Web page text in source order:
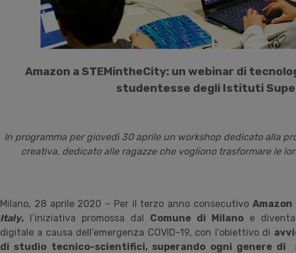
Amazon a STEMintheCity: un webinar di
studentesse degli Istituti
In programma per giovedì 30 aprile un workshop dedicato alla
creativa, dedicato alle ragazze che vogliono trasformare le
Milano, 28 aprile 2020 – Per il terzo anno consecutivo Amazon
Italy, l’iniziativa promossa dal Comune di Milanoe
digitale a causa dell’emergenza COVID-19, con l’obiettivo di
di studio tecnico-scientifici, superando ogni genere di